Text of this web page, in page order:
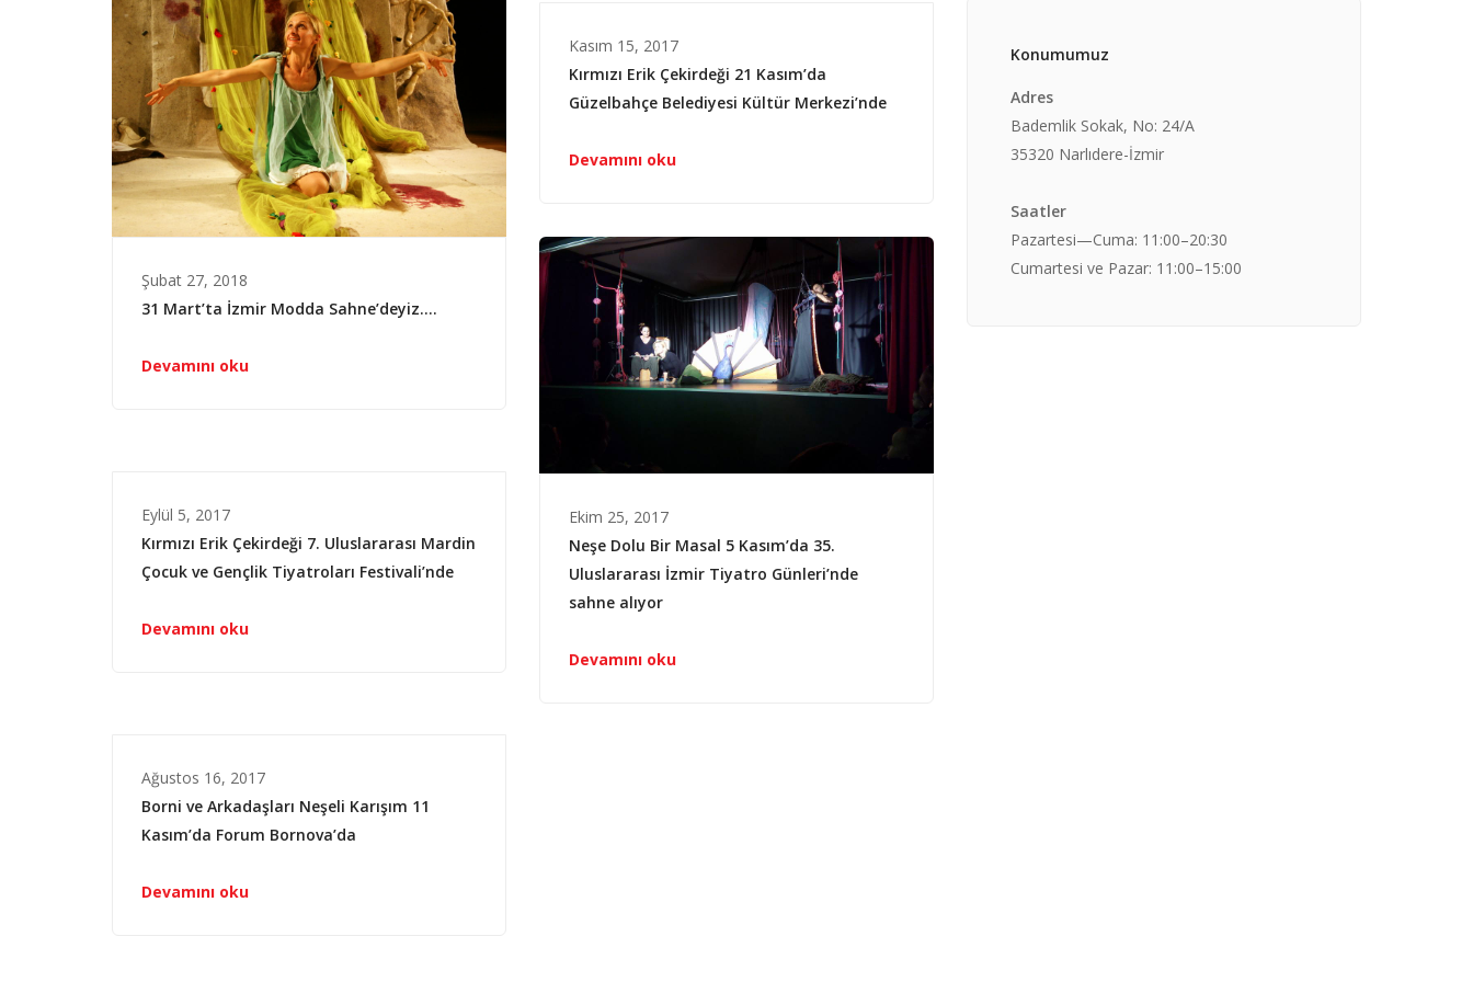
Şubat 27, 2018
31 Mart’ta İzmir Modda Sahne’deyiz….
Devamını oku
Kasım 15, 2017
Kırmızı Erik Çekirdeği 21 Kasım’da
Güzelbahçe Belediyesi Kültür Merkezi’nde
Devamını oku
Ekim 25, 2017
Neşe Dolu Bir Masal 5 Kasım’da 35.
Uluslararası İzmir Tiyatro Günleri’nde
sahne alıyor
Devamını oku
Eylül 5, 2017
Kırmızı Erik Çekirdeği 7. Uluslararası Mardin
Çocuk ve Gençlik Tiyatroları Festivali’nde
Devamını oku
Ağustos 16, 2017
Borni ve Arkadaşları Neşeli Karışım 11
Kasım’da Forum Bornova’da
Devamını oku
Konumumuz
Adres
Bademlik Sokak, No: 24/A
35320 Narlıdere-İzmir
Saatler
Pazartesi—Cuma: 11:00–20:30
Cumartesi ve Pazar: 11:00–15:00